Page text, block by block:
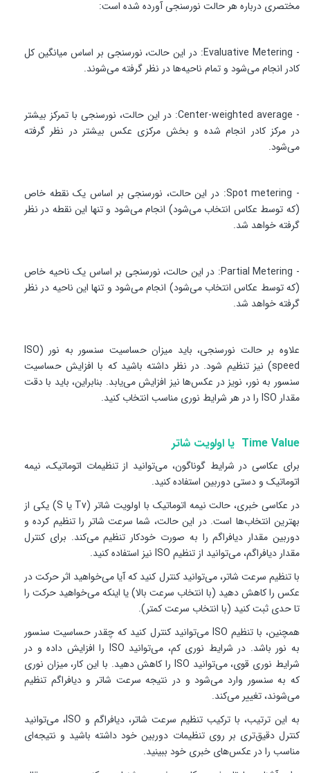
مختصری درباره هر حالت نورسنجی آورده شده است:
- Evaluative Metering: در این حالت، نورسنجی بر اساس میانگین کل
کادر انجام می‌شود و تمام ناحیه‌ها در نظر گرفته می‌شوند.
- Center-weighted average: در این حالت، نورسنجی با تمرکز بیشتر
در مرکز کادر انجام شده و بخش مرکزی عکس بیشتر در نظر گرفته
می‌شود.
- Spot metering: در این حالت، نورسنجی بر اساس یک نقطه خاص
(که توسط عکاس انتخاب می‌شود) انجام می‌شود و تنها این نقطه در نظر
گرفته خواهد شد.
- Partial Metering: در این حالت، نورسنجی بر اساس یک ناحیه خاص
(که توسط عکاس انتخاب می‌شود) انجام می‌شود و تنها این ناحیه در نظر
گرفته خواهد شد.
علاوه بر حالت نورسنجی، باید میزان حساسیت سنسور به نور (ISO
speed) نیز تنظیم شود. در نظر داشته باشید که با افزایش حساسیت
سنسور به نور، نویز در عکس‌ها نیز افزایش می‌یابد. بنابراین، باید با دقت
مقدار ISO را در هر شرایط نوری مناسب انتخاب کنید.
Time Value یا اولویت شاتر
برای عکاسی در شرایط گوناگون، می‌توانید از تنظیمات اتوماتیک، نیمه
اتوماتیک و دستی دوربین استفاده کنید.
در عکاسی خبری، حالت نیمه اتوماتیک با اولویت شاتر (Tv یا S) یکی از
بهترین انتخاب‌ها است. در این حالت، شما سرعت شاتر را تنظیم کرده و
دوربین مقدار دیافراگم را به صورت خودکار تنظیم می‌کند. برای کنترل
مقدار دیافراگم، می‌توانید از تنظیم ISO نیز استفاده کنید.
با تنظیم سرعت شاتر، می‌توانید کنترل کنید که آیا می‌خواهید اثر حرکت در
عکس را کاهش دهید (با انتخاب سرعت بالا) یا اینکه می‌خواهید حرکت را
تا حدی ثبت کنید (با انتخاب سرعت کمتر).
همچنین، با تنظیم ISO می‌توانید کنترل کنید که چقدر حساسیت سنسور
به نور باشد. در شرایط نوری کم، می‌توانید ISO را افزایش داده و در
شرایط نوری قوی، می‌توانید ISO را کاهش دهید. با این کار، میزان نوری
که به سنسور وارد می‌شود و در نتیجه سرعت شاتر و دیافراگم تنظیم
می‌شوند، تغییر می‌کند.
به این ترتیب، با ترکیب تنظیم سرعت شاتر، دیافراگم و ISO، می‌توانید
کنترل دقیق‌تری بر روی تنظیمات دوربین خود داشته باشید و نتیجه‌ای
مناسب را در عکس‌های خبری خود ببینید.